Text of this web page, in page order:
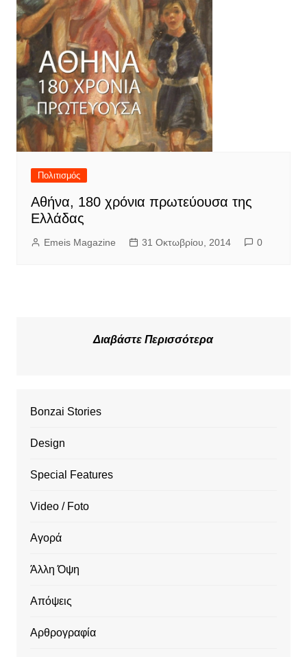
Πολιτισμός
Αθήνα, 180 χρόνια πρωτεύουσα της
Ελλάδας
Emeis Magazine 31 Οκτωβρίου, 2014 0
Διαβάστε Περισσότερα
Bonzai Stories
Design
Special Features
Video / Foto
Αγορά
Άλλη Όψη
Απόψεις
Αρθρογραφία